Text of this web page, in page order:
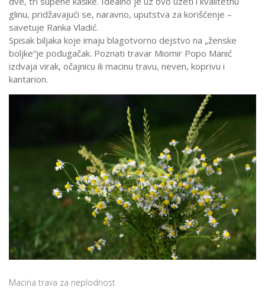
glinu, pridžavajući se, naravno, uputstva za korišćenje –
savetuje Ranka Vladić.
Spisak biljaka koje imaju blagotvorno dejstvo na „ženske
boljke“je podugačak. Poznati travar Miomir Popo Manić
izdvaja virak, očajnicu ili macinu travu, neven, koprivu i
kantarion.
Macina trava za neplodnost